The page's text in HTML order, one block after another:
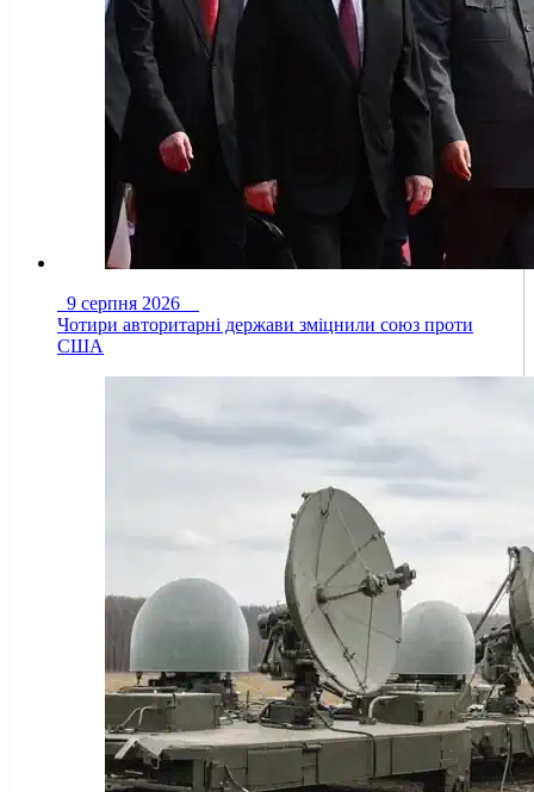
9 серпня 2026
Чотири авторитарні держави зміцнили союз проти
США